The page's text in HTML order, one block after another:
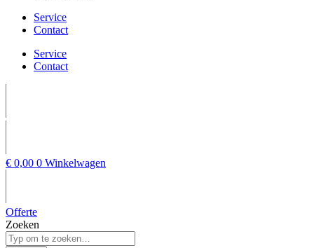
Service
Contact
Service
Contact
€ 0,00 0 Winkelwagen
Offerte
Zoeken